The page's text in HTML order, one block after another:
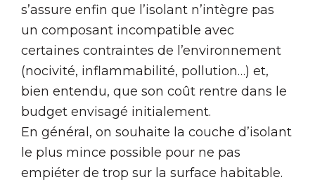
s’assure enfin que l’isolant n’intègre pas
un composant incompatible avec
certaines contraintes de l’environnement
(nocivité, inflammabilité, pollution…) et,
bien entendu, que son coût rentre dans le
budget envisagé initialement.
En général, on souhaite la couche d’isolant
le plus mince possible pour ne pas
empiéter de trop sur la surface habitable.